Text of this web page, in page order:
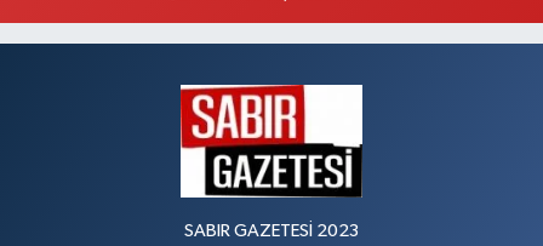
SABIR GAZETESİ 2023